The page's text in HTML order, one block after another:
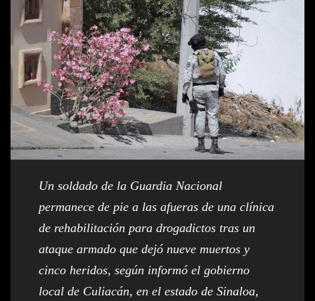
Un soldado de la Guardia Nacional
permanece de pie a las afueras de una clínica
de rehabilitación para drogadictos tras un
ataque armado que dejó nueve muertos y
cinco heridos, según informó el gobierno
local de Culiacán, en el estado de Sinaloa,